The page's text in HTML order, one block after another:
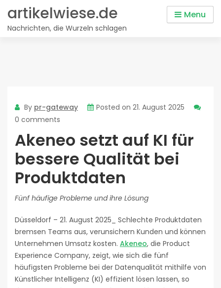
content
artikelwiese.de
Nachrichten, die Wurzeln schlagen
Menu
By pr-gateway Posted on 21. August 2025
0 comments
Akeneo setzt auf KI für
bessere Qualität bei
Produktdaten
Fünf häufige Probleme und ihre Lösung
Düsseldorf – 21. August 2025_ Schlechte Produktdaten
bremsen Teams aus, verunsichern Kunden und können
Unternehmen Umsatz kosten. Akeneo, die Product
Experience Company, zeigt, wie sich die fünf
häufigsten Probleme bei der Datenqualität mithilfe von
Künstlicher Intelligenz (KI) effizient lösen lassen, so